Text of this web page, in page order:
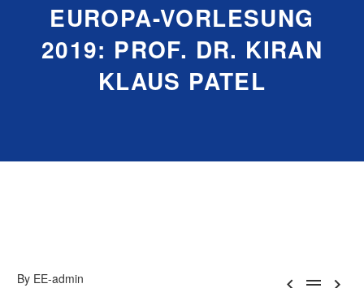
EUROPA-VORLESUNG
2019: PROF. DR. KIRAN
KLAUS PATEL
By EE-admin